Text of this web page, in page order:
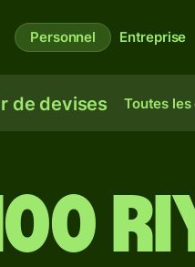
Personnel Entreprise
de devises Toutes les